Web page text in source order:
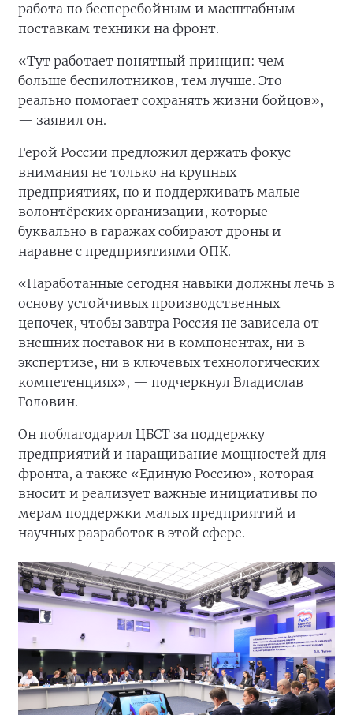
работа по бесперебойным и масштабным
поставкам техники на фронт.
«Тут работает понятный принцип: чем
больше беспилотников, тем лучше. Это
реально помогает сохранять жизни бойцов»,
— заявил он.
Герой России предложил держать фокус
внимания не только на крупных
предприятиях, но и поддерживать малые
волонтёрских организации, которые
буквально в гаражах собирают дроны и
наравне с предприятиями ОПК.
«Наработанные сегодня навыки должны лечь в
основу устойчивых производственных
цепочек, чтобы завтра Россия не зависела от
внешних поставок ни в компонентах, ни в
экспертизе, ни в ключевых технологических
компетенциях», — подчеркнул Владислав
Головин.
Он поблагодарил ЦБСТ за поддержку
предприятий и наращивание мощностей для
фронта, а также «Единую Россию», которая
вносит и реализует важные инициативы по
мерам поддержки малых предприятий и
научных разработок в этой сфере.